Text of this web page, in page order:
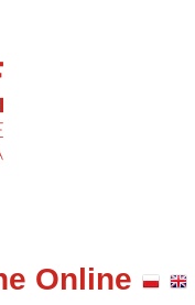
Online